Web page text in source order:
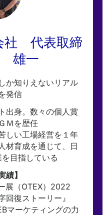
社 代表取締
雄一
か知りえないリアル
発信
出身。数々の個人賞
Ｍを歴任
しい工場経営を１年
材育成を通じて、日
目指している
績】
展（OTEX）2022
回復ストーリー』
マーケティングの力